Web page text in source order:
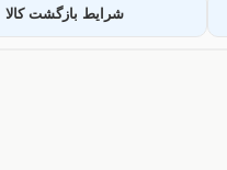
شرایط بازگشت کالا